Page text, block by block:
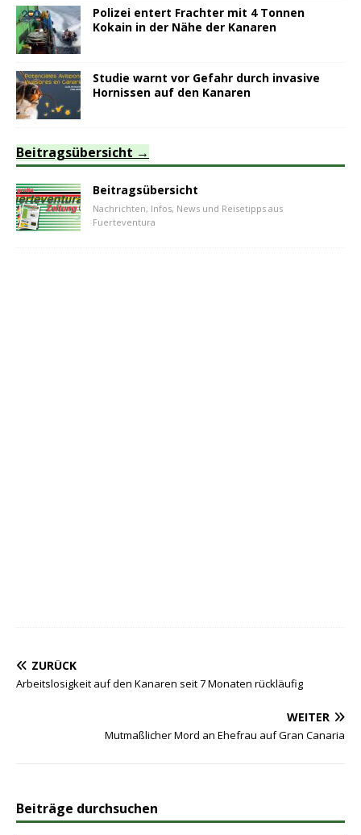
Polizei entert Frachter mit 4 Tonnen
Kokain in der Nähe der Kanaren
Studie warnt vor Gefahr durch invasive
Hornissen auf den Kanaren
Beitragsübersicht
Beitragsübersicht
Nachrichten, Infos, News und Reisetipps aus
Fuerteventura
ZURÜCK
Arbeitslosigkeit auf den Kanaren seit 7 Monaten rückläufig
WEITER
Mutmaßlicher Mord an Ehefrau auf Gran Canaria
Beiträge durchsuchen